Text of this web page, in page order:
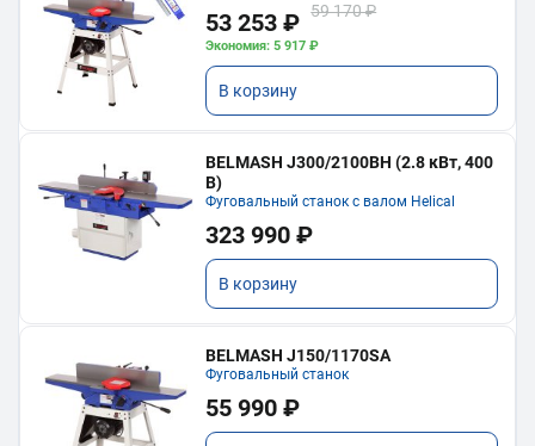
53 253 ₽ 59 170 ₽
Экономия: 5 917 ₽
В корзину
BELMASH J300/2100ВH (2.8 кВт, 400
В)
Фуговальный станок с валом Helical
323 990 ₽
В корзину
BELMASH J150/1170SA
Фуговальный станок
55 990 ₽